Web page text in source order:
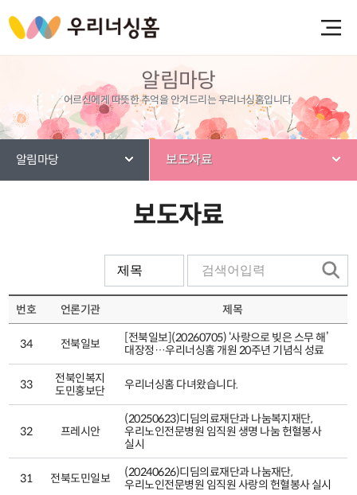
알림마당
어르신에게 따뜻한 추억을 안겨드리는 우리너싱홈입니다.
알림마당 보도자료
보도자료
번호 언론기관 제목
34 전북일보
[전북일보](20260705) ‘사랑으로 빚은 스무 해’
대장정…우리너싱홈 개원 20주년 기념식 성료
33
전북인복지
도민홍보단
우리너싱홈 다녀왔습니다.
32 프레시안
(20250623)디딤의료재단과 나눔복지재단,
우리노인전문병원 임직원 생명 나눔 헌혈봉사
실시
31 전북도민일보
(20240626)디딤의료재단과 나눔재단,
우리노인전문병원 임직원 사랑의 헌혈봉사 실시